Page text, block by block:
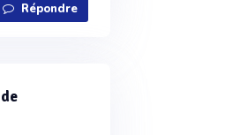
Répondre